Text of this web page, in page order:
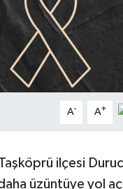
A- A+
ilçesi
üzüntüye yol